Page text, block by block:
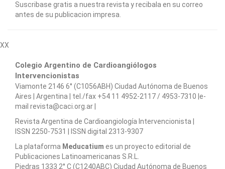
Suscribase gratis a nuestra revista y recibala en su correo
antes de su publicacion impresa.
XX
Colegio Argentino de Cardioangiólogos
Intervencionistas
Viamonte 2146 6° (C1056ABH) Ciudad Autónoma de Buenos
Aires | Argentina | tel./fax +54 11 4952-2117 / 4953-7310 |e-
mail revista@caci.org.ar |
Revista Argentina de Cardioangiologí­a Intervencionista |
ISSN 2250-7531 | ISSN digital 2313-9307
La plataforma Meducatium es un proyecto editorial de
Publicaciones Latinoamericanas S.R.L.
Piedras 1333 2° C (C1240ABC) Ciudad Autónoma de Buenos